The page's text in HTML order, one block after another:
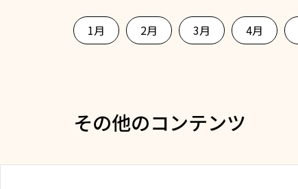
1月 2月 3月 4月
その他のコンテンツ